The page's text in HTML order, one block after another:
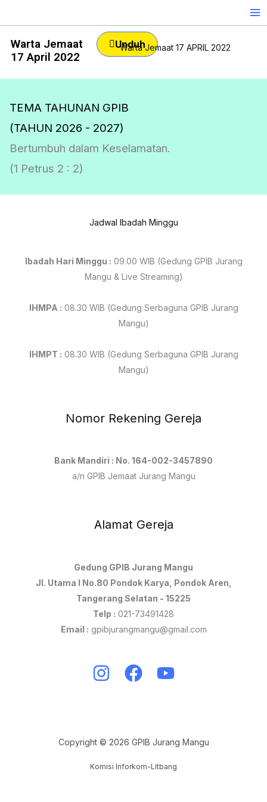
contentWarta Jemaat
17 April 2022
Unduh
Warta Jemaat 17 APRIL 2022
TEMA TAHUNAN GPIB
(TAHUN 2026 - 2027)
Bertumbuh dalam Keselamatan.
(1 Petrus 2 : 2)
Jadwal Ibadah Minggu
Ibadah Hari Minggu : 09.00 WIB (Gedung GPIB Jurang
Mangu & Live Streaming)
IHMPA : 08.30 WIB (Gedung Serbaguna GPIB Jurang
Mangu)
IHMPT : 08.30 WIB (Gedung Serbaguna GPIB Jurang
Mangu)
Nomor Rekening Gereja
Bank Mandiri : No. 164-002-3457890
a/n GPIB Jemaat Jurang Mangu
Alamat Gereja
Gedung GPIB Jurang Mangu
Jl. Utama I No.80 Pondok Karya, Pondok Aren,
Tangerang Selatan - 15225
Telp : 021-73491428
Email : gpibjurangmangu@gmail.com
Copyright © 2026 GPIB Jurang Mangu
Komisi Inforkom-Litbang